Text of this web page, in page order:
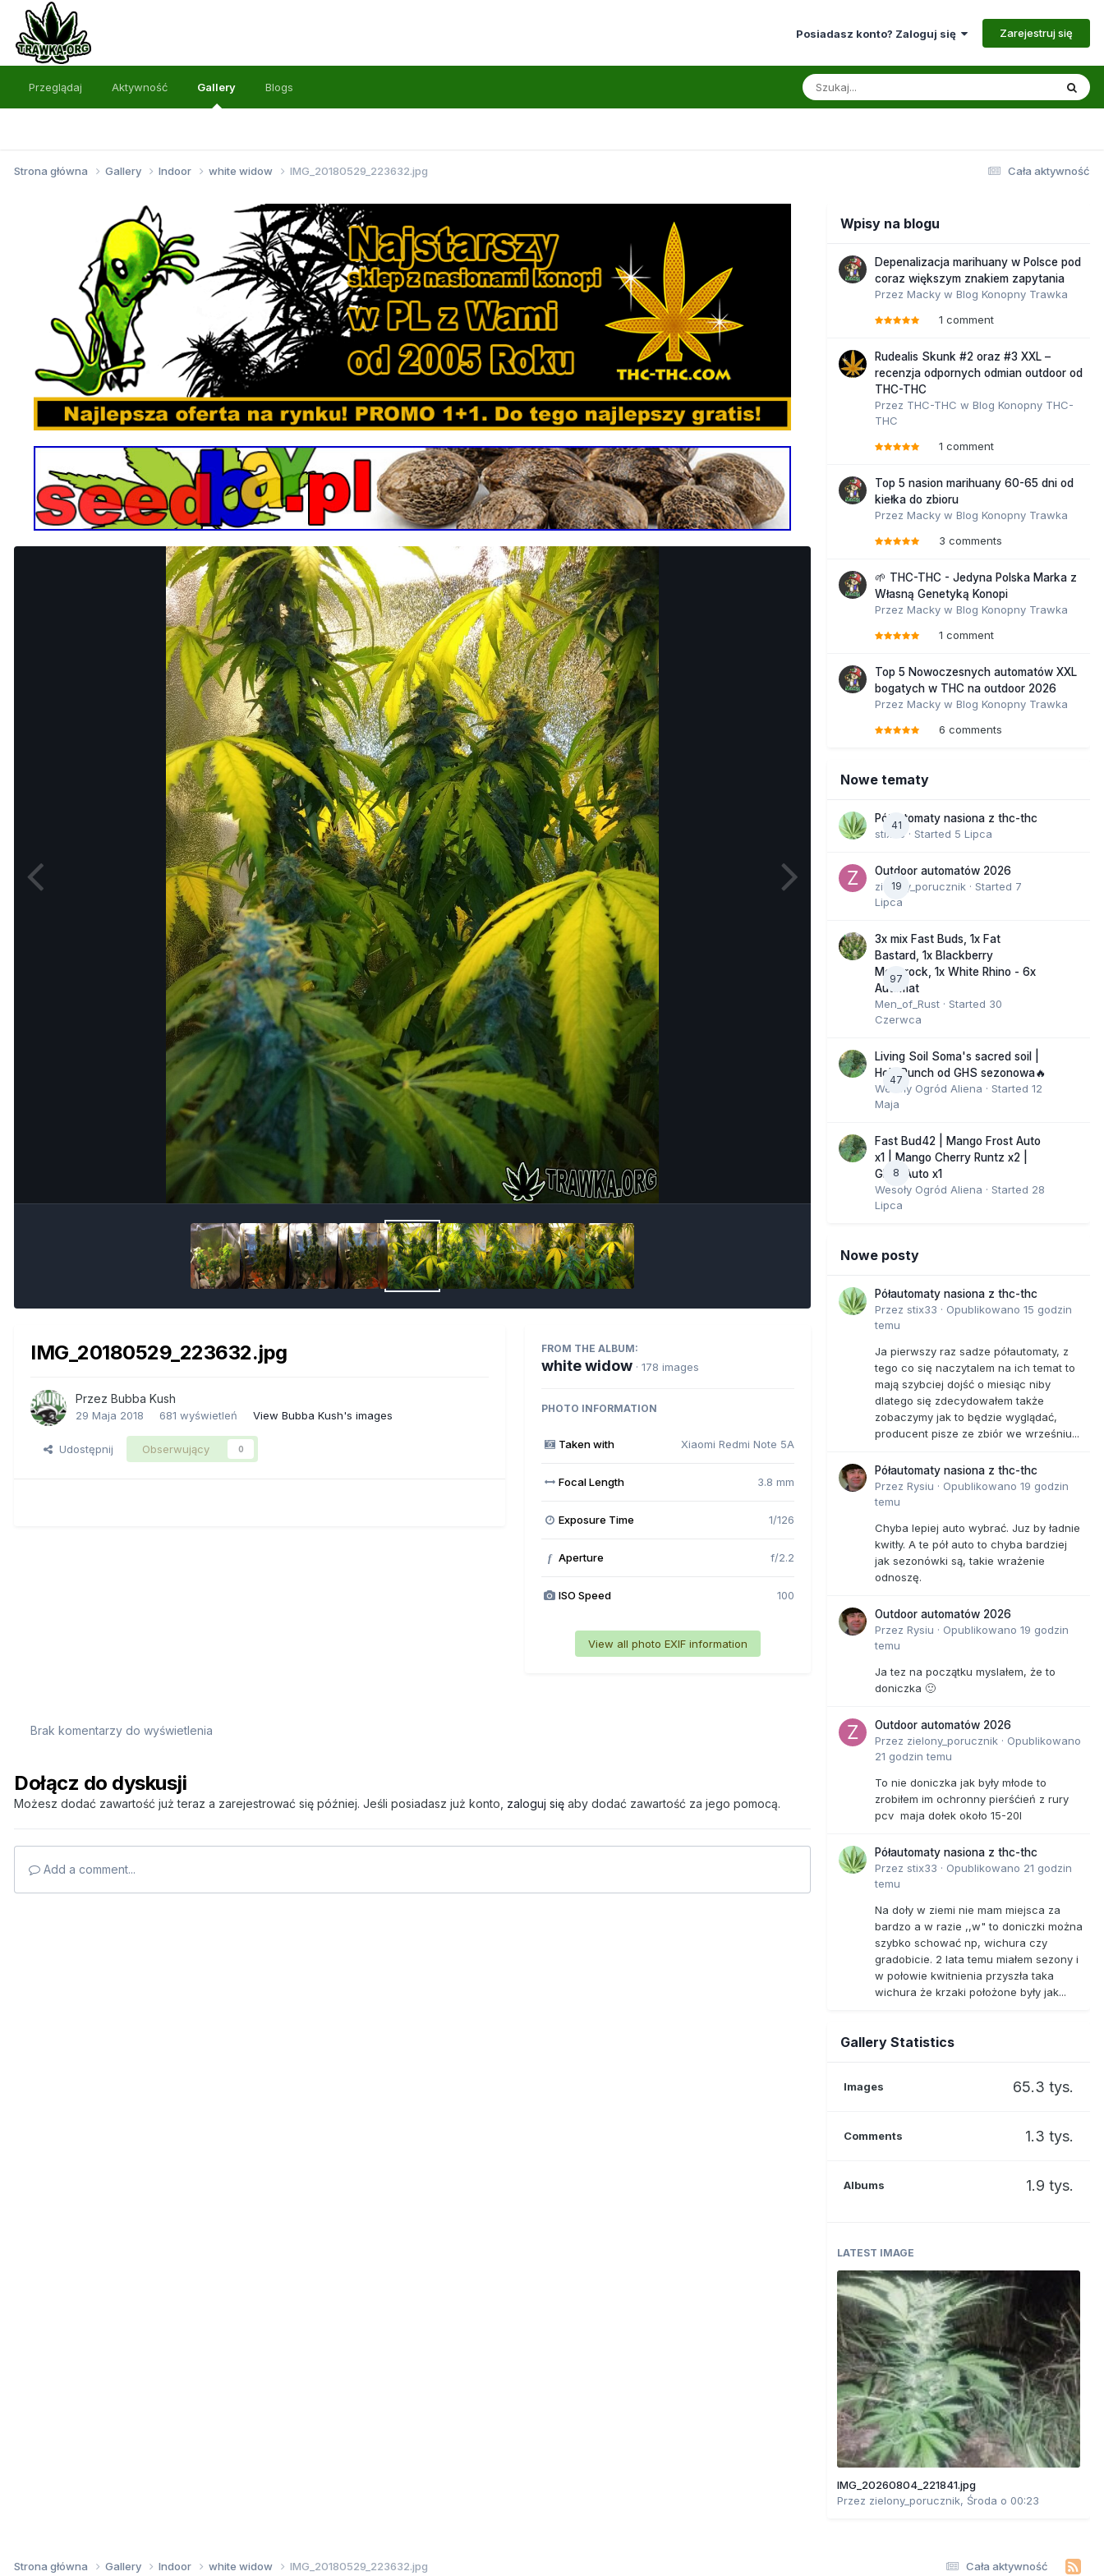
Posiadasz konto? Zaloguj się Zarejestruj się
Przeglądaj Aktywność Gallery Blogs
Cała aktywność
Strona główna Gallery Indoor white widow IMG_20180529_223632.jpg
IMG_20180529_223632.jpg
Przez Bubba Kush
29 Maja 2018 681 wyświetleń View Bubba Kush's images
Udostępnij Obserwujący 0
FROM THE ALBUM:
white widow · 178 images
PHOTO INFORMATION
Taken with Xiaomi Redmi Note 5A
Focal Length 3.8 mm
Exposure Time 1/126
f Aperture f/2.2
ISO Speed 100
View all photo EXIF information
Brak komentarzy do wyświetlenia
Dołącz do dyskusji
Możesz dodać zawartość już teraz a zarejestrować się później. Jeśli posiadasz już konto, zaloguj się aby dodać zawartość za jego pomocą.
Add a comment...
Wpisy na blogu
Depenalizacja marihuany w Polsce pod
coraz większym znakiem zapytania
Przez Macky w Blog Konopny Trawka
1 comment
Rudealis Skunk #2 oraz #3 XXL –
recenzja odpornych odmian outdoor od
THC-THC
Przez THC-THC w Blog Konopny THC-
THC
1 comment
Top 5 nasion marihuany 60-65 dni od
kiełka do zbioru
Przez Macky w Blog Konopny Trawka
3 comments
🌱 THC-THC - Jedyna Polska Marka z
Własną Genetyką Konopi
Przez Macky w Blog Konopny Trawka
1 comment
Top 5 Nowoczesnych automatów XXL
bogatych w THC na outdoor 2026
Przez Macky w Blog Konopny Trawka
6 comments
Nowe tematy
41
Półautomaty nasiona z thc-thc
stix33 · Started 5 Lipca
19
Outdoor automatów 2026
zielony_porucznik · Started 7
Lipca
97
3x mix Fast Buds, 1x Fat
Bastard, 1x Blackberry
Moonrock, 1x White Rhino - 6x
Automat
Men_of_Rust · Started 30
Czerwca
47
Living Soil Soma's sacred soil |
Holy Punch od GHS sezonowa🔥
Wesoły Ogród Aliena · Started 12
Maja
8
Fast Bud42 | Mango Frost Auto
x1 | Mango Cherry Runtz x2 |
GMO Auto x1
Wesoły Ogród Aliena · Started 28
Lipca
Nowe posty
Półautomaty nasiona z thc-thc
Przez stix33 · Opublikowano 15 godzin
temu
Ja pierwszy raz sadze półautomaty, z
tego co się naczytalem na ich temat to
mają szybciej dojść o miesiąc niby
dlatego się zdecydowałem także
zobaczymy jak to będzie wyglądać,
producent pisze ze zbiór we wrześniu...
Półautomaty nasiona z thc-thc
Przez Rysiu · Opublikowano 19 godzin
temu
Chyba lepiej auto wybrać. Juz by ładnie
kwitły. A te pół auto to chyba bardziej
jak sezonówki są, takie wrażenie
odnoszę.
Outdoor automatów 2026
Przez Rysiu · Opublikowano 19 godzin
temu
Ja tez na początku myslałem, że to
doniczka 🙂
Outdoor automatów 2026
Przez zielony_porucznik · Opublikowano
21 godzin temu
To nie doniczka jak były młode to
zrobiłem im ochronny pierśćień z rury
pcv maja dołek około 15-20l
Półautomaty nasiona z thc-thc
Przez stix33 · Opublikowano 21 godzin
temu
Na doły w ziemi nie mam miejsca za
bardzo a w razie ,,w" to doniczki można
szybko schować np, wichura czy
gradobicie. 2 lata temu miałem sezony i
w połowie kwitnienia przyszła taka
wichura że krzaki położone były jak...
Gallery Statistics
Images 65.3 tys.
Comments 1.3 tys.
Albums 1.9 tys.
LATEST IMAGE
IMG_20260804_221841.jpg
Przez zielony_porucznik, Środa o 00:23
Cała aktywność
Strona główna Gallery Indoor white widow IMG_20180529_223632.jpg